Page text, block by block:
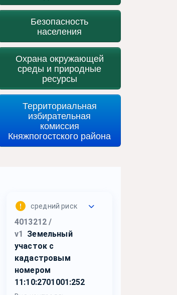
Безопасность
населения
Охрана окружающей
среды и природные
ресурсы
Территориальная
избирательная
комиссия
Княжпогостского района